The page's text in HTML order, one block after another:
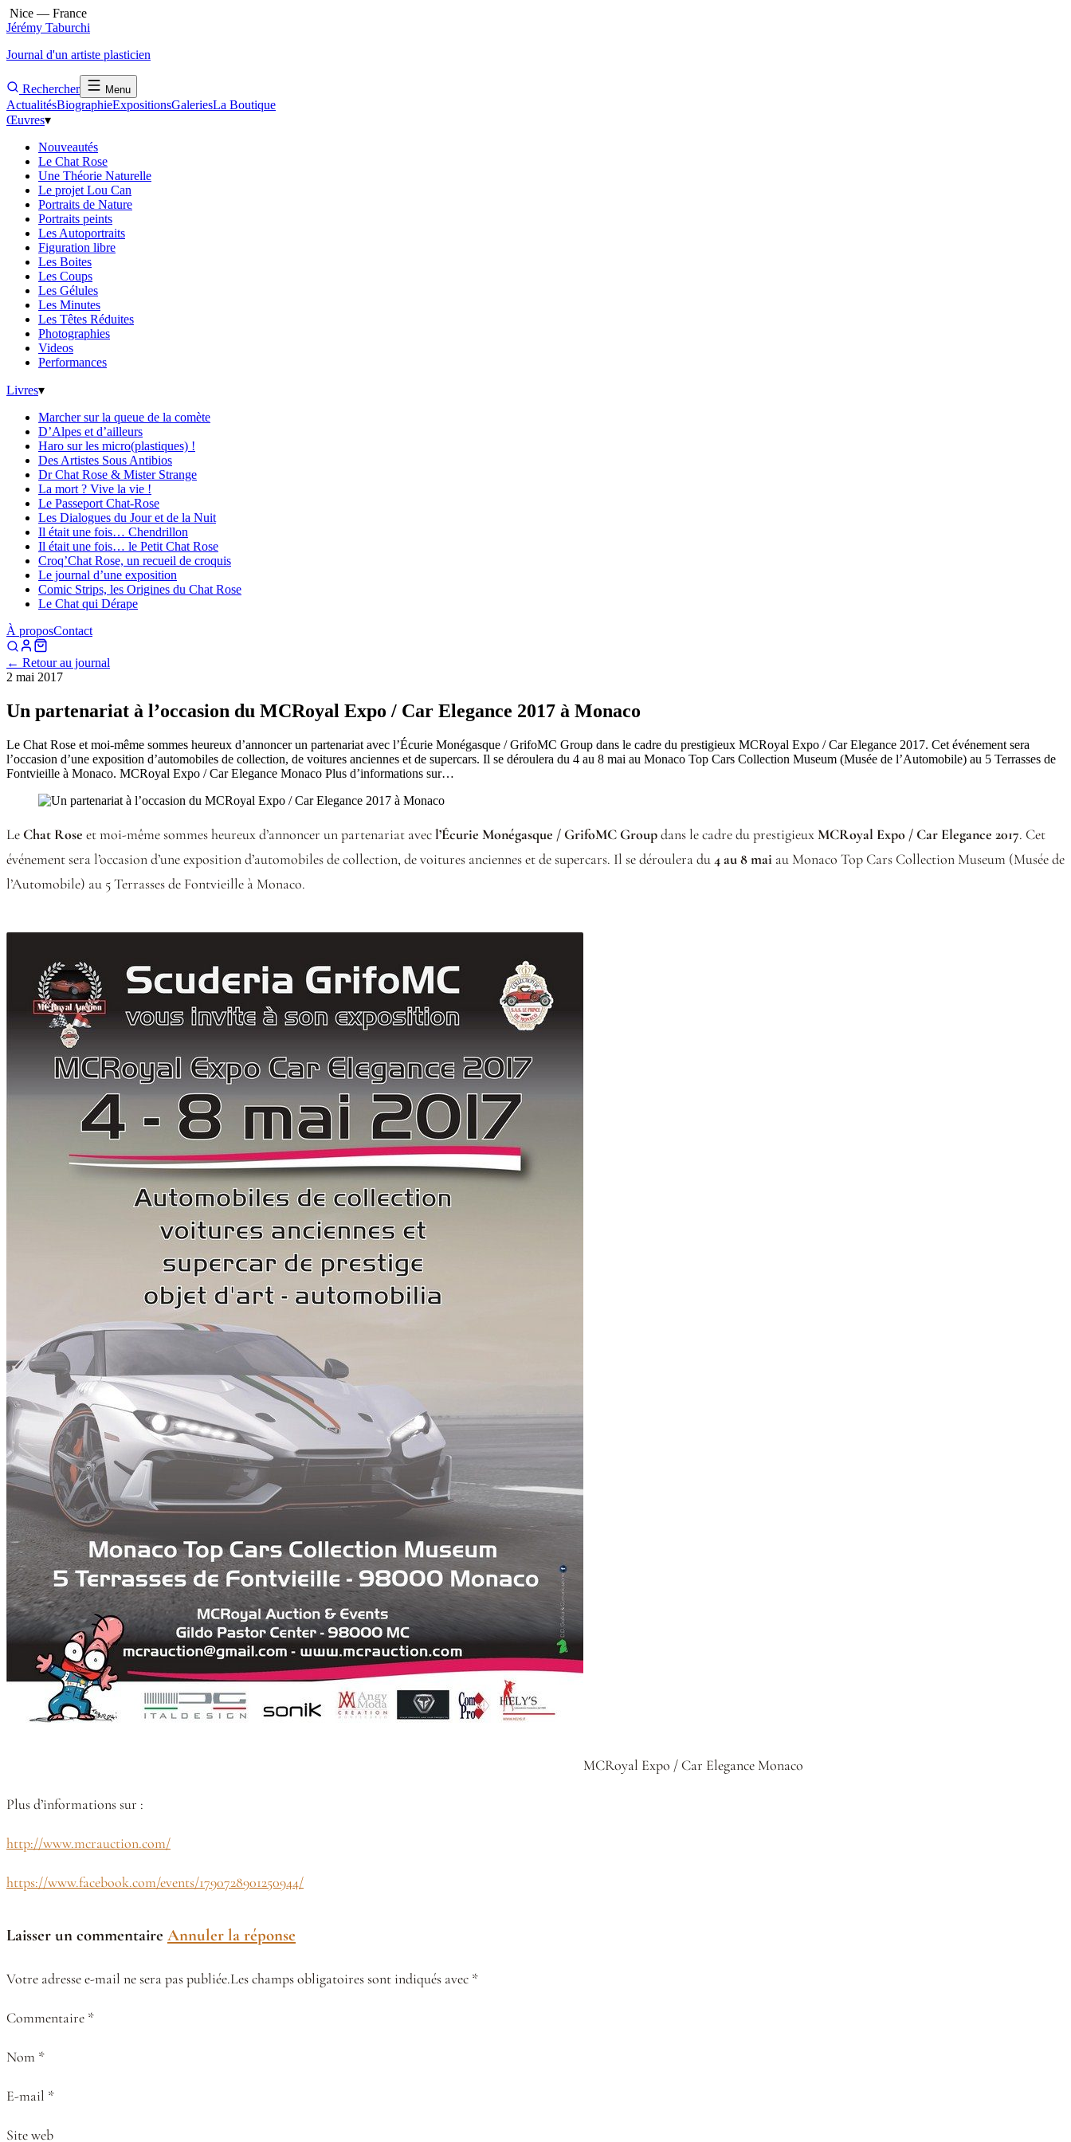
Nice — France
Jérémy Taburchi
Journal d'un artiste plasticien
Rechercher Menu
ActualitésBiographieExpositionsGaleriesLa Boutique
Œuvres▾
Nouveautés
Le Chat Rose
Une Théorie Naturelle
Le projet Lou Can
Portraits de Nature
Portraits peints
Les Autoportraits
Figuration libre
Les Boites
Les Coups
Les Gélules
Les Minutes
Les Têtes Réduites
Photographies
Videos
Performances
Livres▾
Marcher sur la queue de la comète
D’Alpes et d’ailleurs
Haro sur les micro(plastiques) !
Des Artistes Sous Antibios
Dr Chat Rose & Mister Strange
La mort ? Vive la vie !
Le Passeport Chat-Rose
Les Dialogues du Jour et de la Nuit
Il était une fois… Chendrillon
Il était une fois… le Petit Chat Rose
Croq’Chat Rose, un recueil de croquis
Le journal d’une exposition
Comic Strips, les Origines du Chat Rose
Le Chat qui Dérape
À proposContact
← Retour au journal
2 mai 2017
Un partenariat à l’occasion du MCRoyal Expo / Car Elegance 2017 à Monaco
Le Chat Rose et moi-même sommes heureux d’annoncer un partenariat avec l’Écurie Monégasque / GrifoMC Group dans le cadre du prestigieux MCRoyal Expo / Car Elegance 2017. Cet événement sera
l’occasion d’une exposition d’automobiles de collection, de voitures anciennes et de supercars. Il se déroulera du 4 au 8 mai au Monaco Top Cars Collection Museum (Musée de l’Automobile) au 5 Terrasses de
Fontvieille à Monaco. MCRoyal Expo / Car Elegance Monaco Plus d’informations sur…
Le Chat Rose et moi-même sommes heureux d’annoncer un partenariat avecl’Écurie Monégasque / GrifoMC Groupdans le cadre du prestigieuxMCRoyal Expo / Car Elegance 2017. Cet
événement sera l’occasion d’une exposition d’automobiles de collection, de voitures anciennes et de supercars. Il se déroulera du4 au 8 mai au Monaco Top Cars Collection Museum (Musée de
l’Automobile) au 5 Terrasses de Fontvieille à Monaco.
MCRoyal Expo / Car Elegance Monaco
Plus d’informations sur :
http://www.mcrauction.com/
https://www.facebook.com/events/1790728901250944/
Laisser un commentaire Annuler la réponse
Votre adresse e-mail ne sera pas publiée.Les champs obligatoires sont indiqués avec *
Commentaire *
Nom *
E-mail *
Site web